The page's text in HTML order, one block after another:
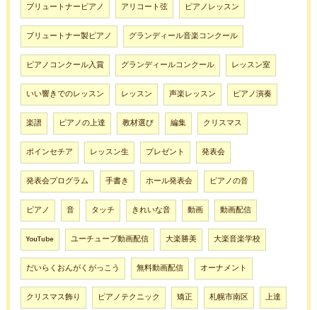
ブリュートナーピアノ アリコート弦 ピアノレッスン
ブリュートナー製ピアノ グランディール音楽コンクール
ピアノコンクール入賞 グランディールコンクール レッスン室
いい響きでのレッスン レッスン 声楽レッスン ピアノ演奏
楽譜 ピアノの上達 教材選び 編集 クリスマス
ポインセチア レッスン生 プレゼント 発表会
発表会プログラム 手書き ホール発表会 ピアノの音
ピアノ 音 タッチ きれいな音 動画 動画配信
YouTube ユーチューブ動画配信 大楽勝美 大楽音楽学校
だいらくおんがくがっこう 無料動画配信 オーナメント
クリスマス飾り ピアノテクニック 矯正 札幌市南区 上達